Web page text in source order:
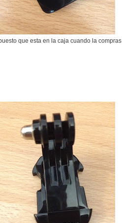
que esta en la caja cuando la compras